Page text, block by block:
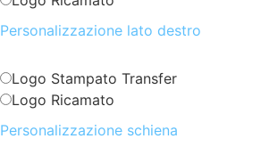
Personalizzazione lato destro
Logo Stampato Transfer
Logo Ricamato
Personalizzazione schiena